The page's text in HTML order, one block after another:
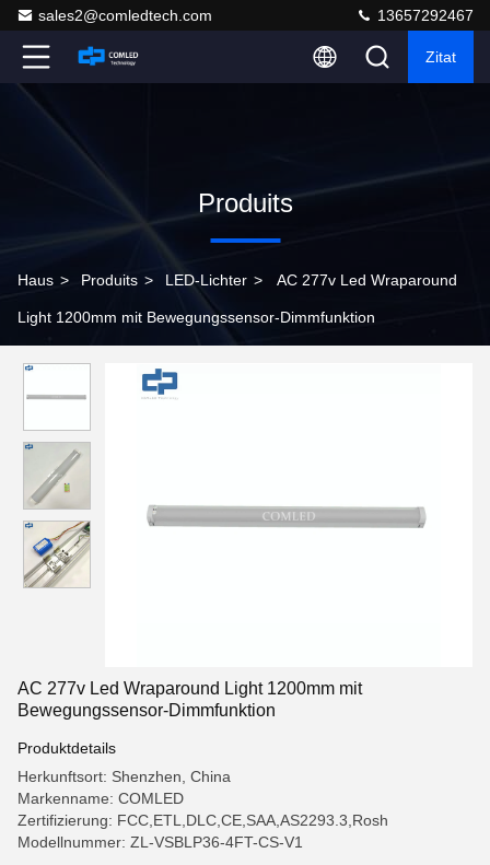
sales2@comledtech.com 13657292467
Zitat
Produits
Haus > Produits > LED-Lichter > AC 277v Led Wraparound
Light 1200mm mit Bewegungssensor-Dimmfunktion
AC 277v Led Wraparound Light 1200mm mit
Bewegungssensor-Dimmfunktion
Produktdetails
Herkunftsort: Shenzhen, China
Markenname: COMLED
Zertifizierung: FCC,ETL,DLC,CE,SAA,AS2293.3,Rosh
Modellnummer: ZL-VSBLP36-4FT-CS-V1